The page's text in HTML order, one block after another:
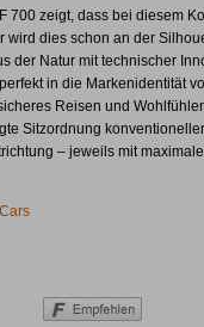
700 zeigt, dass bei diesem
wird dies schon an der
der Natur mit technischer
in die Markenidentität
Reisen und
Sitzordnung
– jeweils mit